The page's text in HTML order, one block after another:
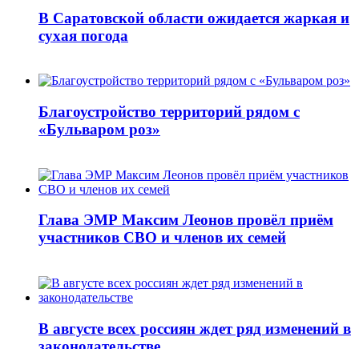
В Саратовской области ожидается жаркая и
сухая погода
Благоустройство территорий рядом с
«Бульваром роз»
Глава ЭМР Максим Леонов провёл приём
участников СВО и членов их семей
В августе всех россиян ждет ряд изменений в